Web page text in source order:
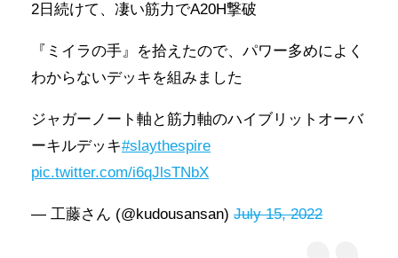
2日続けて、凄い筋力でA20H撃破
『ミイラの手』を拾えたので、パワー多めによく
わからないデッキを組みました
ジャガーノート軸と筋力軸のハイブリットオーバ
ーキルデッキ#slaythespire
pic.twitter.com/i6qJlsTNbX
— 工藤さん (@kudousansan) July 15, 2022